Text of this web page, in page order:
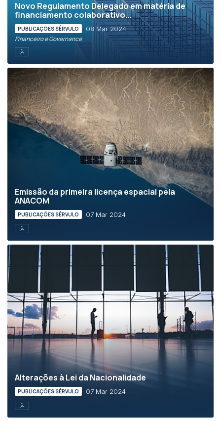
Novo Regulamento Delegado em matéria de
financiamento colaborativo...
PUBLICAÇÕES SÉRVULO 08 Mar 2024
Financeiro e Governance
Emissão da primeira licença espacial pela
ANACOM
PUBLICAÇÕES SÉRVULO 07 Mar 2024
Alterações à Lei da Nacionalidade
PUBLICAÇÕES SÉRVULO 07 Mar 2024